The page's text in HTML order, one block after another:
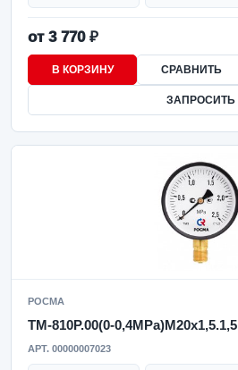
от 3 770 ₽
В КОРЗИНУ СРАВНИТЬ
ЗАПРОСИТЬ
РОСМА
ТМ-810Р.00(0-0,4MPa)M20x1,5.1,5
АРТ. 00000007023